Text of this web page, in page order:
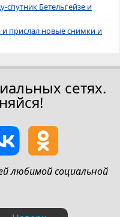
спутник Бетельгейзе и
и прислал новые снимки и
сетях.
любимой социальной